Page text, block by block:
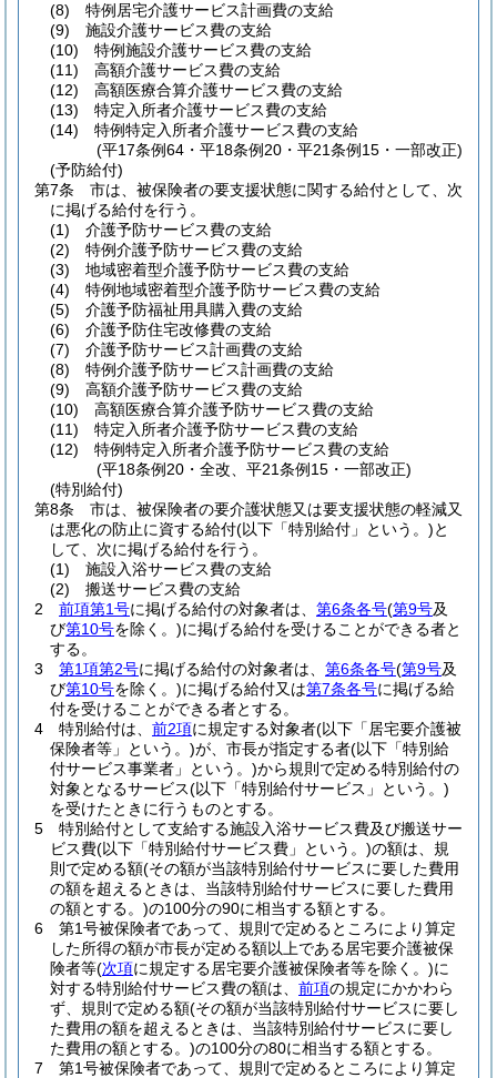
(8)
特例居宅介護サービス計画費の支給
(9)
施設介護サービス費の支給
(10)
特例施設介護サービス費の支給
(11)
高額介護サービス費の支給
(12)
高額医療合算介護サービス費の支給
(13)
特定入所者介護サービス費の支給
(14)
特例特定入所者介護サービス費の支給
(平17条例64・平18条例20・平21条例15・一部改正)
(予防給付)
第7条
市は、被保険者の要支援状態に関する給付として、次
に掲げる給付を行う。
(1)
介護予防サービス費の支給
(2)
特例介護予防サービス費の支給
(3)
地域密着型介護予防サービス費の支給
(4)
特例地域密着型介護予防サービス費の支給
(5)
介護予防福祉用具購入費の支給
(6)
介護予防住宅改修費の支給
(7)
介護予防サービス計画費の支給
(8)
特例介護予防サービス計画費の支給
(9)
高額介護予防サービス費の支給
(10)
高額医療合算介護予防サービス費の支給
(11)
特定入所者介護予防サービス費の支給
(12)
特例特定入所者介護予防サービス費の支給
(平18条例20・全改、平21条例15・一部改正)
(特別給付)
第8条
市は、被保険者の要介護状態又は要支援状態の軽減又
は悪化の防止に資する給付(以下「特別給付」という。)と
して、次に掲げる給付を行う。
(1)
施設入浴サービス費の支給
(2)
搬送サービス費の支給
2
前項第1号に掲げる給付の対象者は、 第6条各号(第9号及
び第10号を除く。)に掲げる給付を受けることができる者と
する。
3
第1項第2号に掲げる給付の対象者は、 第6条各号(第9号及
び第10号を除く。)に掲げる給付又は第7条各号に掲げる給
付を受けることができる者とする。
4
特別給付は、 前2項に規定する対象者(以下「居宅要介護被
保険者等」という。)が、市長が指定する者(以下「特別給
付サービス事業者」という。)から規則で定める特別給付の
対象となるサービス(以下「特別給付サービス」という。)
を受けたときに行うものとする。
5
特別給付として支給する施設入浴サービス費及び搬送サー
ビス費(以下「特別給付サービス費」という。)の額は、規
則で定める額(その額が当該特別給付サービスに要した費用
の額を超えるときは、当該特別給付サービスに要した費用
の額とする。)の100分の90に相当する額とする。
6
第1号被保険者であって、規則で定めるところにより算定
した所得の額が市長が定める額以上である居宅要介護被保
険者等(次項に規定する居宅要介護被保険者等を除く。)に
対する特別給付サービス費の額は、 前項の規定にかかわら
ず、規則で定める額(その額が当該特別給付サービスに要し
た費用の額を超えるときは、当該特別給付サービスに要し
た費用の額とする。)の100分の80に相当する額とする。
7
第1号被保険者であって、規則で定めるところにより算定